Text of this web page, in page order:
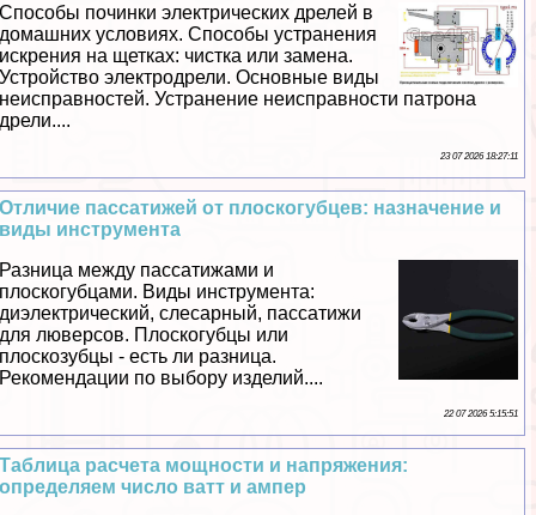
Способы починки электрических дрелей в
домашних условиях. Способы устранения
искрения на щетках: чистка или замена.
Устройство электродрели. Основные виды
неисправностей. Устранение неисправности патрона
дрели....
23 07 2026 18:27:11
Отличие пассатижей от плоскогубцев: назначение и
виды инструмента
Разница между пассатижами и
плоскогубцами. Виды инструмента:
диэлектрический, слесарный, пассатижи
для люверсов. Плоскогубцы или
плоскозубцы - есть ли разница.
Рекомендации по выбору изделий....
22 07 2026 5:15:51
Таблица расчета мощности и напряжения:
определяем число ватт и ампер